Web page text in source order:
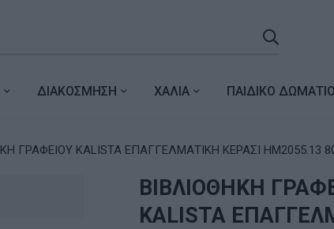
ΔΙΑΚΟΣΜΗΣΗ ΧΑΛΙΑ ΠΑΙΔΙΚΟ ΔΩΜΑΤΙΟ
ΒΙΒΛΙΟΘΗΚΗ ΓΡΑΦΕΙΟΥ KALISTA ΕΠΑΓΓΕΛΜΑΤΙΚΗ ΚΕΡΑΣΙ
ΒΙΒΛΙΟΘΗΚΗ
KALISTA